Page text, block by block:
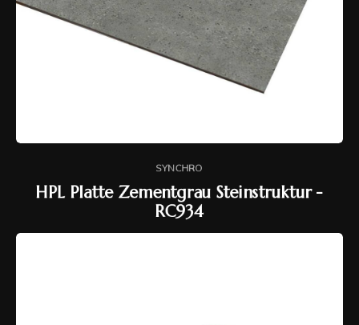
SYNCHRO
HPL Platte Zementgrau Steinstruktur -
RC934